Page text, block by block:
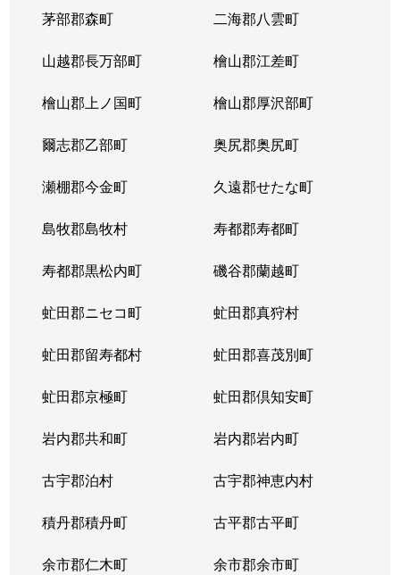
茅部郡森町 二海郡八雲町
山越郡長万部町 檜山郡江差町
檜山郡上ノ国町 檜山郡厚沢部町
爾志郡乙部町 奥尻郡奥尻町
瀬棚郡今金町 久遠郡せたな町
島牧郡島牧村 寿都郡寿都町
寿都郡黒松内町 磯谷郡蘭越町
虻田郡ニセコ町 虻田郡真狩村
虻田郡留寿都村 虻田郡喜茂別町
虻田郡京極町 虻田郡倶知安町
岩内郡共和町 岩内郡岩内町
古宇郡泊村 古宇郡神恵内村
積丹郡積丹町 古平郡古平町
余市郡仁木町 余市郡余市町